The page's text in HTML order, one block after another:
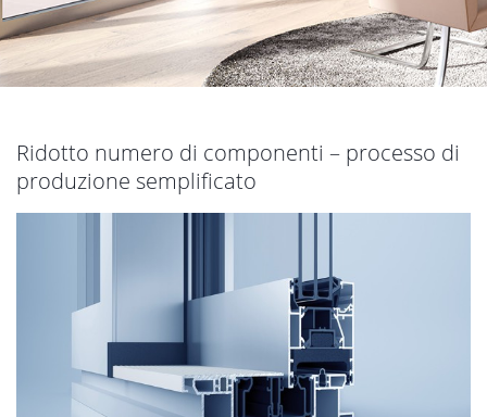
Ridotto numero di componenti – processo di
produzione semplificato